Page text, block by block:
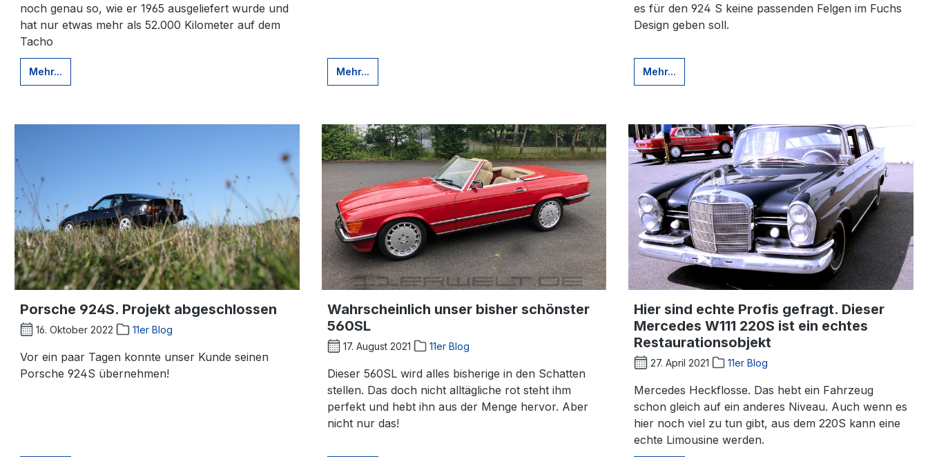
noch genau so, wie er 1965 ausgeliefert wurde und
hat nur etwas mehr als 52.000 Kilometer auf dem
Tacho
Mehr... Mehr...
es für den 924 S keine passenden Felgen im Fuchs
Design geben soll.
Mehr...
Porsche 924S. Projekt abgeschlossen
16. Oktober 2022 11er Blog
Vor ein paar Tagen konnte unser Kunde seinen
Porsche 924S übernehmen!
Wahrscheinlich unser bisher schönster
560SL
17. August 2021 11er Blog
Dieser 560SL wird alles bisherige in den Schatten
stellen. Das doch nicht alltägliche rot steht ihm
perfekt und hebt ihn aus der Menge hervor. Aber
nicht nur das!
Hier sind echte Profis gefragt. Dieser
Mercedes W111 220S ist ein echtes
Restaurationsobjekt
27. April 2021 11er Blog
Mercedes Heckflosse. Das hebt ein Fahrzeug
schon gleich auf ein anderes Niveau. Auch wenn es
hier noch viel zu tun gibt, aus dem 220S kann eine
echte Limousine werden.